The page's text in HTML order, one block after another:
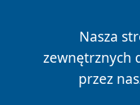
Nasza
zewnętrznych
przez